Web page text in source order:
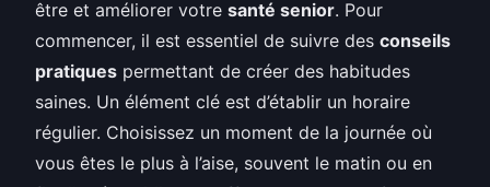
être et améliorer votre santé senior. Pour
commencer, il est essentiel de suivre des conseils
pratiques permettant de créer des habitudes
saines. Un élément clé est d’établir un horaire
régulier. Choisissez un moment de la journée où
vous êtes le plus à l’aise, souvent le matin ou en